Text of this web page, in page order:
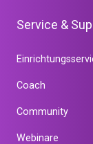
Service &
Coach
Community
Webinare